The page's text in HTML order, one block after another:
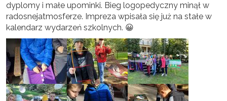
dyplomy i małe upominki. Bieg logopedyczny minął w
radosnejatmosferze. Impreza wpisała się już na stałe w
kalendarz wydarzeń szkolnych. 😀